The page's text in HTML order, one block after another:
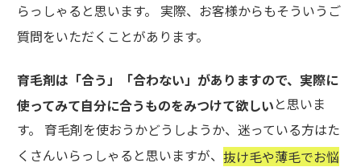
らっしゃると思います。 実際、お客様からもそういうご
質問をいただくことがあります。
育毛剤は「合う」「合わない」がありますので、実際に
使ってみて自分に合うものをみつけて欲しいと思いま
す。 育毛剤を使おうかどうしようか、迷っている方はた
くさんいらっしゃると思いますが、 抜け毛や薄毛でお悩